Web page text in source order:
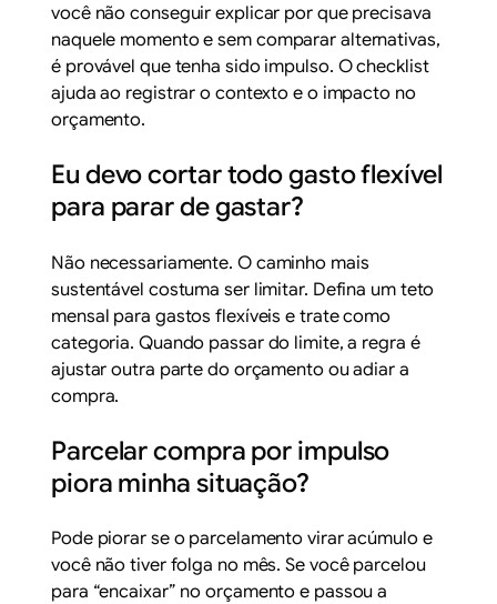
você não conseguir explicar por que precisava
naquele momento e sem comparar alternativas,
é provável que tenha sido impulso. O checklist
ajuda ao registrar o contexto e o impacto no
orçamento.
Eu devo cortar todo gasto flexível
para parar de gastar?
Não necessariamente. O caminho mais
sustentável costuma ser limitar. Defina um teto
mensal para gastos flexíveis e trate como
categoria. Quando passar do limite, a regra é
ajustar outra parte do orçamento ou adiar a
compra.
Parcelar compra por impulso
piora minha situação?
Pode piorar se o parcelamento virar acúmulo e
você não tiver folga no mês. Se você parcelou
para “encaixar” no orçamento e passou a